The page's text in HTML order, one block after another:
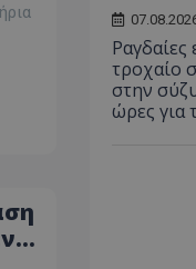
Ραγδαίες
τροχαίο
στην
ώρες για